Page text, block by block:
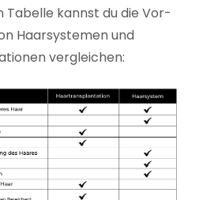
Tabelle kannst du die Vor-
Haarsystemen und
vergleichen: